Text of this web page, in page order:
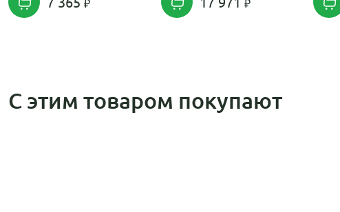
С этим товаром покупают